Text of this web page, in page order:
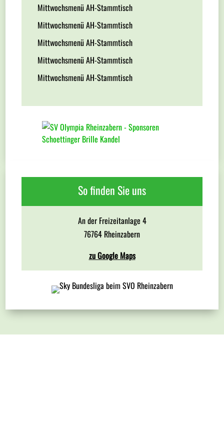
Mittwochsmenü AH-Stammtisch
Mittwochsmenü AH-Stammtisch
Mittwochsmenü AH-Stammtisch
Mittwochsmenü AH-Stammtisch
Mittwochsmenü AH-Stammtisch
So finden Sie uns
An der Freizeitanlage 4
76764 Rheinzabern
zu Google Maps